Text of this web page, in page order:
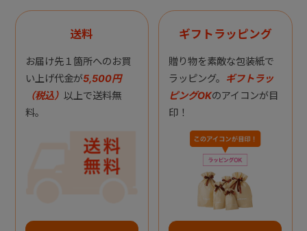
送料
お届け先１箇所へのお買
い上げ代金が5,500円
（税込） 以上で送料無
料。
ギフトラッピング
贈り物を素敵な包装紙で
ラッピング。 ギフトラッ
ピングOKのアイコンが目
印！